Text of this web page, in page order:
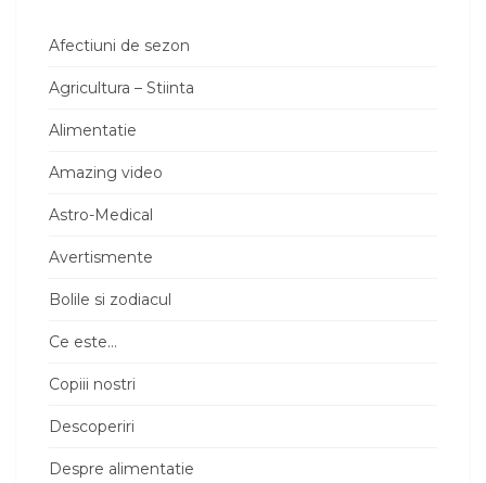
Afectiuni de sezon
Agricultura – Stiinta
Alimentatie
Amazing video
Astro-Medical
Avertismente
Bolile si zodiacul
Ce este…
Copiii nostri
Descoperiri
Despre alimentatie